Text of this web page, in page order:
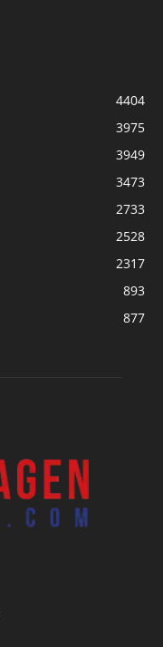
4404
3975
3949
3473
2733
2528
2317
893
877